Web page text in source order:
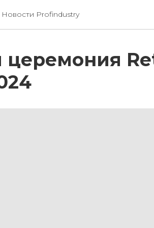
Новости Profindustry
церемония